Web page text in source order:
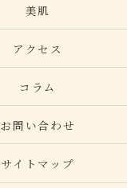
美肌
アクセス
コラム
お問い合わせ
サイトマップ